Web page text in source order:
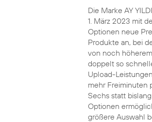
Die Marke AY
1. März 2023 mit
Optionen neue
Produkte an, bei
von noch
doppelt so
Upload-
mehr Freiminuten
Sechs statt
Optionen
größere Auswahl